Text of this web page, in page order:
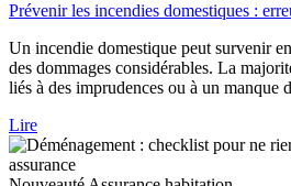
Prévenir les incendies domestiques :
Un incendie domestique peut survenir
des dommages considérables. La
liés à des imprudences ou à un manque
Lire